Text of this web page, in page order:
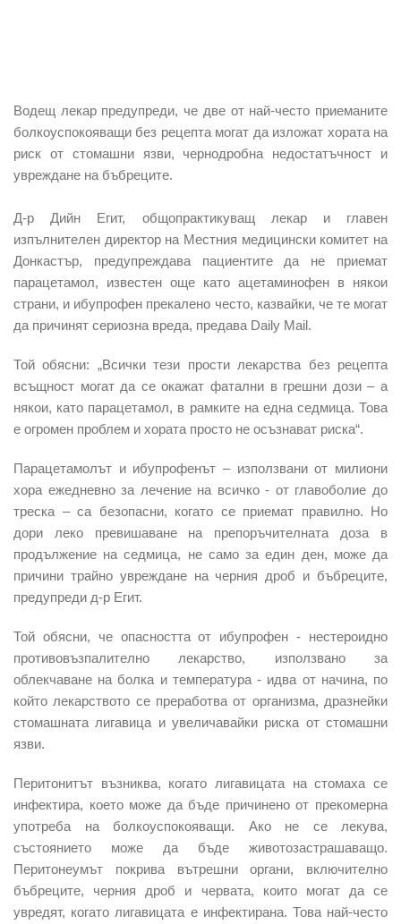
Водещ лекар предупреди, че две от най-често приеманите
болкоуспокояващи без рецепта могат да изложат хората на
риск от стомашни язви, чернодробна недостатъчност и
увреждане на бъбреците.
Д-р Дийн Егит, общопрактикуващ лекар и главен
изпълнителен директор на Местния медицински комитет на
Донкастър, предупреждава пациентите да не приемат
парацетамол, известен още като ацетаминофен в някои
страни, и ибупрофен прекалено често, казвайки, че те могат
да причинят сериозна вреда, предава Daily Mail.
Той обясни: „Всички тези прости лекарства без рецепта
всъщност могат да се окажат фатални в грешни дози – а
някои, като парацетамол, в рамките на една седмица. Това
е огромен проблем и хората просто не осъзнават риска“.
Парацетамолът и ибупрофенът – използвани от милиони
хора ежедневно за лечение на всичко - от главоболие до
треска – са безопасни, когато се приемат правилно. Но
дори леко превишаване на препоръчителната доза в
продължение на седмица, не само за един ден, може да
причини трайно увреждане на черния дроб и бъбреците,
предупреди д-р Егит.
Той обясни, че опасността от ибупрофен - нестероидно
противовъзпалително лекарство, използвано за
облекчаване на болка и температура - идва от начина, по
който лекарството се преработва от организма, дразнейки
стомашната лигавица и увеличавайки риска от стомашни
язви.
Перитонитът възниква, когато лигавицата на стомаха се
инфектира, което може да бъде причинено от прекомерна
употреба на болкоуспокояващи. Ако не се лекува,
състоянието може да бъде животозастрашаващо.
Перитонеумът покрива вътрешни органи, включително
бъбреците, черния дроб и червата, които могат да се
увредят, когато лигавицата е инфектирана. Това най-често